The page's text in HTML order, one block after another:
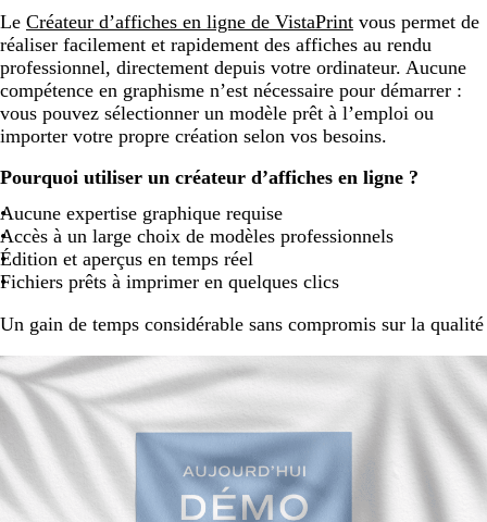
Le Créateur d’affiches en ligne de VistaPrint vous permet de
réaliser facilement et rapidement des affiches au rendu
professionnel, directement depuis votre ordinateur. Aucune
compétence en graphisme n’est nécessaire pour démarrer :
vous pouvez sélectionner un modèle prêt à l’emploi ou
importer votre propre création selon vos besoins.
Pourquoi utiliser un créateur d’affiches en ligne ?
Aucune expertise graphique requise
Accès à un large choix de modèles professionnels
Édition et aperçus en temps réel
Fichiers prêts à imprimer en quelques clics
Un gain de temps considérable sans compromis sur la qualité